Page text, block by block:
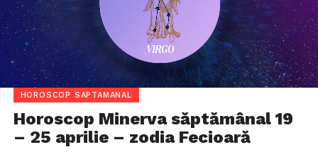
HOROSCOP SAPTAMANAL
Horoscop Minerva săptămânal 19
– 25 aprilie – zodia Fecioară